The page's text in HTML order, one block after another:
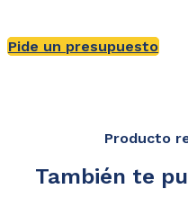
Pide un presupuesto
Producto
También te